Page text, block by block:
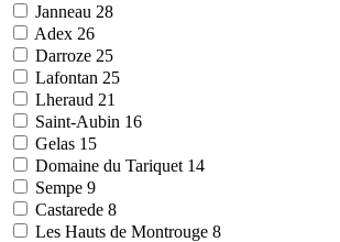
Janneau 28
Adex 26
Darroze 25
Lafontan 25
Lheraud 21
Saint-Aubin 16
Gelas 15
Domaine du Tariquet 14
Sempe 9
Castarede 8
Les Hauts de Montrouge 8